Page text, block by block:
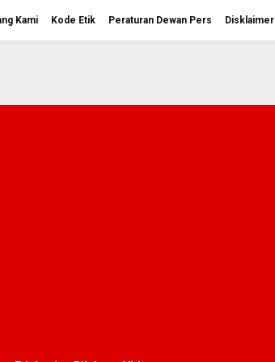
Kami Kode Etik Peraturan Dewan Pers Disklaimer